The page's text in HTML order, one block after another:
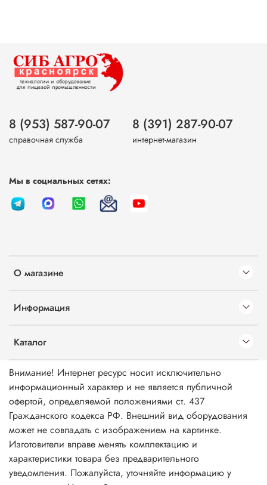
О магазине
Информация
Каталог
8 (953) 587-90-07
справочная служба
8 (391) 287-90-07
интернет-магазин
Мы в социальных сетях:
Внимание! Интернет ресурс носит исключительно
информационный характер и не является публичной
офертой, определяемой положениями ст. 437
Гражданского кодекса РФ. Внешний вид оборудования
может не совпадать с изображением на картинке.
Изготовители вправе менять комплектацию и
характеристики товара без предварительного
уведомления. Пожалуйста, уточняйте информацию у